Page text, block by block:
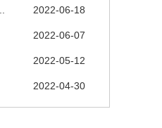
2022-06-18
2022-06-07
2022-05-12
2022-04-30